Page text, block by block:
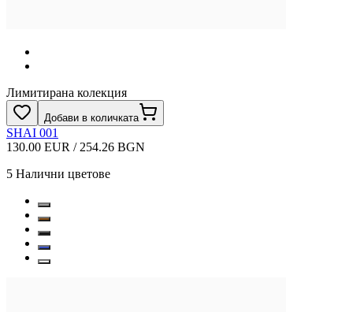
Лимитирана колекция
Добави в количката
SHAI 001
130.00 EUR / 254.26 BGN
5 Налични цветове